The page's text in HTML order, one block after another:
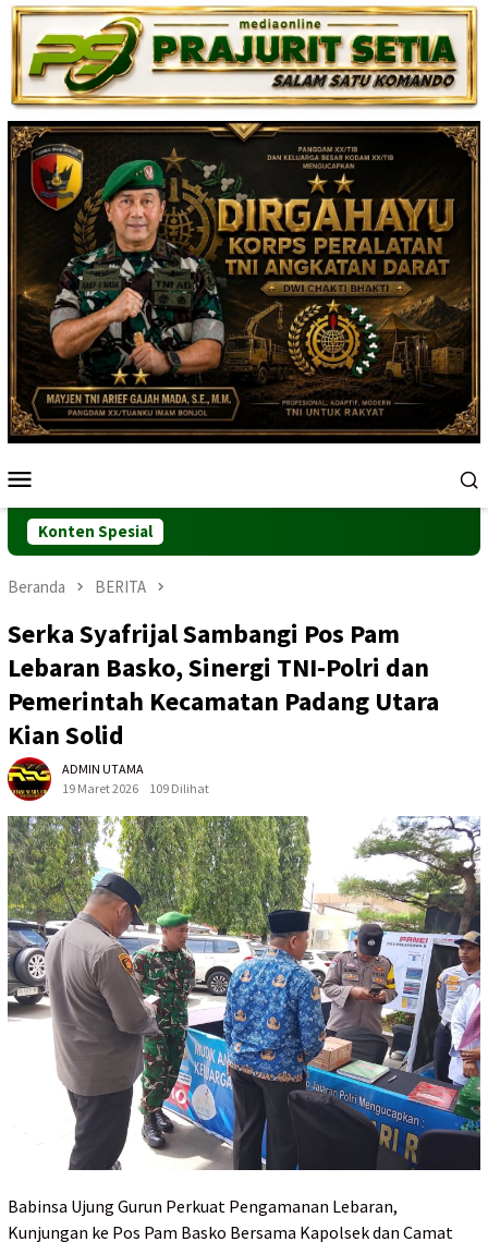
Loncat
ke
konten
Mobile
Konten Spesial
Beranda BERITA
Serka Syafrijal Sambangi Pos Pam
Lebaran Basko, Sinergi TNI-Polri dan
Pemerintah Kecamatan Padang Utara
Kian Solid
ADMIN UTAMA
19 Maret 2026
109 Dilihat
Babinsa Ujung Gurun Perkuat Pengamanan Lebaran,
Kunjungan ke Pos Pam Basko Bersama Kapolsek dan Camat